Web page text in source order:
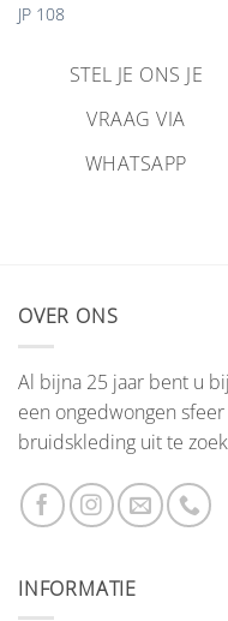
JP 108
STEL JE ONS JE
VRAAG VIA
WHATSAPP
OVER ONS
Al bijna 25 jaar bent u
een ongedwongen
bruidskleding uit te
INFORMATIE